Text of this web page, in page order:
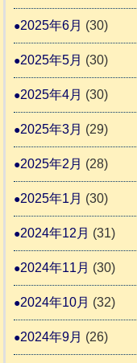
2025年6月 (30)
2025年5月 (30)
2025年4月 (30)
2025年3月 (29)
2025年2月 (28)
2025年1月 (30)
2024年12月 (31)
2024年11月 (30)
2024年10月 (32)
2024年9月 (26)